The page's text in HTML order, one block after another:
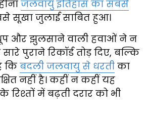
जलवायु इतिहास का सबसे
सूखा जुलाई साबित हुआ।
और झुलसाने वाली हवाओं ने न
पुराने रिकॉर्ड तोड़ दिए, बल्कि
कि बदली जलवायु से धरती का
नहीं है। कहीं न कहीं यह
रिश्तों में बढ़ती दरार को भी